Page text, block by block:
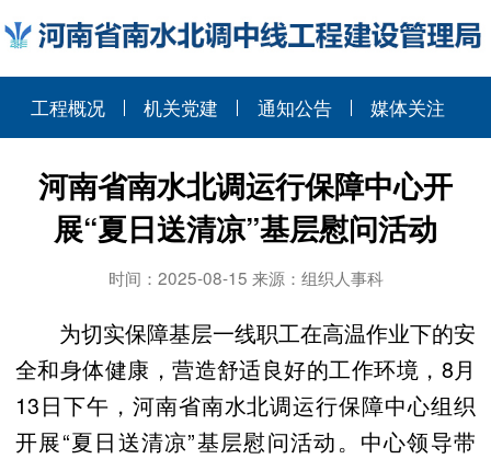
工程概况 机关党建 通知公告 媒体关注
河南省南水北调运行保障中心开
展“夏日送清凉”基层慰问活动
时间：2025-08-15 来源：组织人事科
为切实保障基层一线职工在高温作业下的安
全和身体健康，营造舒适良好的工作环境，8月
13日下午，河南省南水北调运行保障中心组织
开展“夏日送清凉”基层慰问活动。中心领导带